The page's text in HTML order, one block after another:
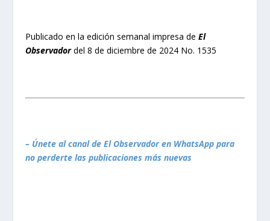
Publicado en la edición semanal impresa deEl
Observadordel 8 de diciembre de 2024 No. 1535
– Únete al canal de El Observador en WhatsApp para
no perderte las publicaciones más nuevas